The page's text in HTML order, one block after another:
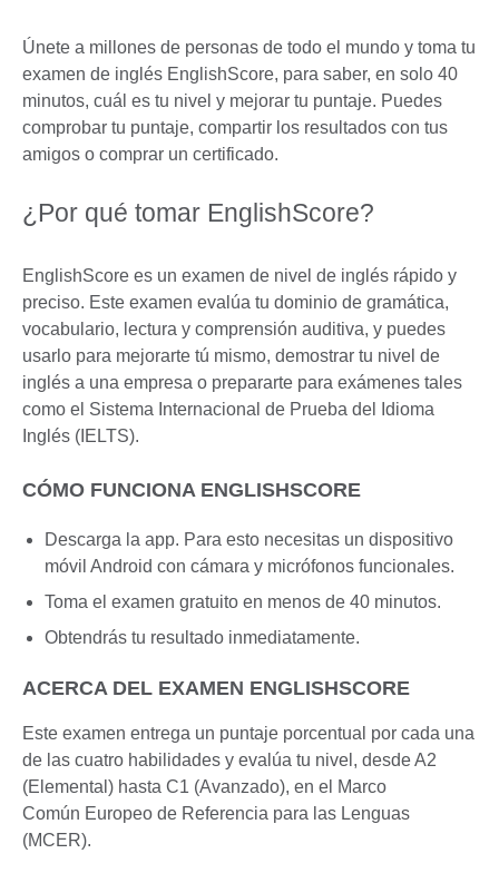
Únete a millones de personas de todo el mundo y toma tu
examen de inglés EnglishScore, para saber, en solo 40
minutos, cuál es tu nivel y mejorar tu puntaje. Puedes
comprobar tu puntaje, compartir los resultados con tus
amigos o comprar un certificado.
¿Por qué tomar EnglishScore?
EnglishScore es un examen de nivel de inglés rápido y
preciso. Este examen evalúa tu dominio de gramática,
vocabulario, lectura y comprensión auditiva, y puedes
usarlo para mejorarte tú mismo, demostrar tu nivel de
inglés a una empresa o prepararte para exámenes tales
como el Sistema Internacional de Prueba del Idioma
Inglés (IELTS).
CÓMO FUNCIONA ENGLISHSCORE
Descarga la app. Para esto necesitas un dispositivo
móvil Android con cámara y micrófonos funcionales.
Toma el examen gratuito en menos de 40 minutos.
Obtendrás tu resultado inmediatamente.
ACERCA DEL EXAMEN ENGLISHSCORE
Este examen entrega un puntaje porcentual por cada una
de las cuatro habilidades y evalúa tu nivel, desde A2
(Elemental) hasta C1 (Avanzado), en el Marco
Común Europeo de Referencia para las Lenguas
(MCER).